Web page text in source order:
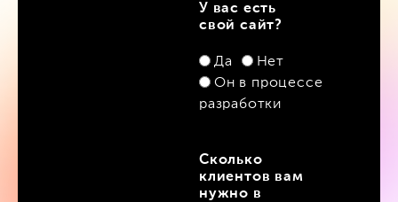
У вас есть
свой сайт?
Да
Нет
Он в процессе
разработки
Сколько
клиентов вам
нужно в